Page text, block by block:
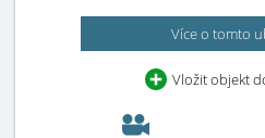
Více o tomto
Vložit objekt